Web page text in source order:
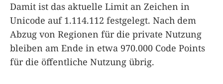
Damit ist das aktuelle Limit an Zeichen in
Unicode auf 1.114.112 festgelegt. Nach dem
Abzug von Regionen für die private Nutzung
bleiben am Ende in etwa 970.000 Code Points
für die öffentliche Nutzung übrig.